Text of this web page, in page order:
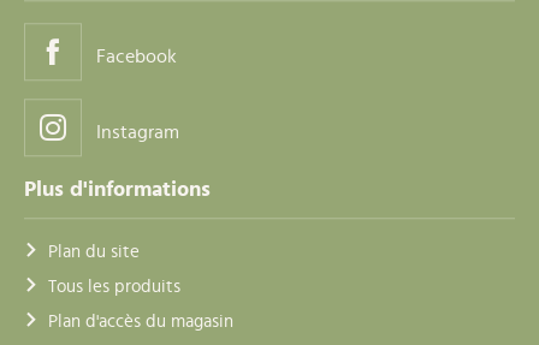
Facebook
Instagram
Plus d'informations
Plan du site
Tous les produits
Plan d'accès du magasin